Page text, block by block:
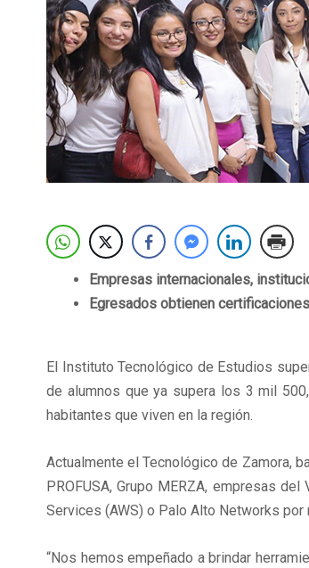
Empresas internacionales,
Egresados obtienen
El Instituto Tecnológico de Estudios
de alumnos que ya supera los 3 mil
habitantes que viven en la región.
Actualmente el Tecnológico de Zamora,
PROFUSA, Grupo MERZA, empresas
Services (AWS) o Palo Alto Networks por
“Nos hemos empeñado a brindar